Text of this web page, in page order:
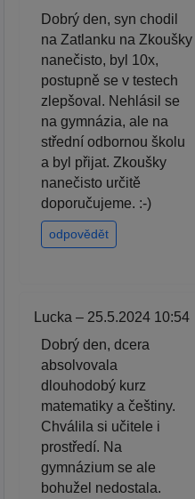
Dobrý den, syn chodil
na Zatlanku na Zkoušky
nanečisto, byl 10x,
postupně se v testech
zlepšoval. Nehlásil se
na gymnázia, ale na
střední odbornou školu
a byl přijat. Zkoušky
nanečisto určitě
doporučujeme. :-)
odpovědět
Lucka – 25.5.2024 10:54
Dobrý den, dcera
absolvovala
dlouhodobý kurz
matematiky a češtiny.
Chválila si učitele i
prostředí. Na
gymnázium se ale
bohužel nedostala.